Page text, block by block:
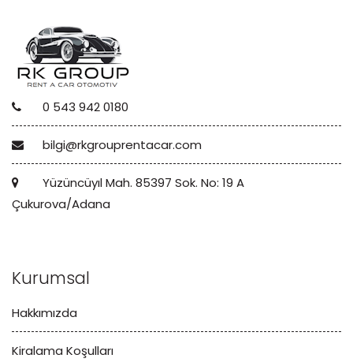
0 543 942 0180
bilgi@rkgrouprentacar.com
Yüzüncüyıl Mah. 85397 Sok. No: 19 A
Çukurova/Adana
Kurumsal
Hakkımızda
Kiralama Koşulları